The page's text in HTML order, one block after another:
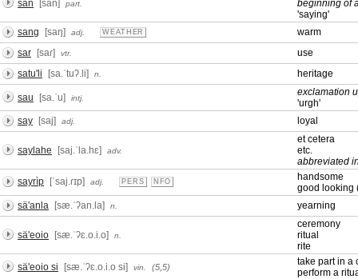
san [san] part.
beginning of
'saying'
sang
[saŋ] adj. WEATHER
warm
sar
[saɾ] vtr.
use
satu'li
[sa.ˈtuʔ.li] n. heritage
sau [sa.ˈu] intj.
exclamation
'urgh'
say
[saj] adj. loyal
saylahe [saj.ˈla.hɛ] adv.
et cetera
etc.
abbreviated
sayrìp
[ˈsaj.ɾɪp] adj. PERS NFO
handsome
good looking
sä'anla
[sæ.ˈʔan.la] n. yearning
sä'eoio [sæ.ˈʔɛ.o.i.o] n.
ceremony
ritual
rite
sä'eoio si
[sæ.ˈʔɛ.o.i.o si] vin. (5,5)
take part in a
perform a